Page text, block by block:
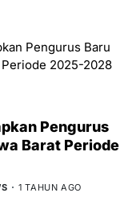
Pengurus
Barat Periode
1 TAHUN AGO